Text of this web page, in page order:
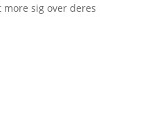
sig over deres